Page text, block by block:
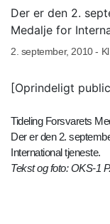
Der er den 2.
Medalje for
2. september, 2010 -
[Oprindeligt
Tideling Forsvarets
Der er den 2.
International tjeneste.
Tekst og foto: OKS-1